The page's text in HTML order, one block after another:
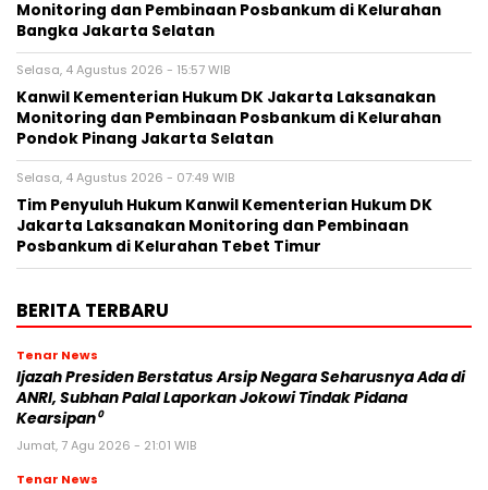
Monitoring dan Pembinaan Posbankum di Kelurahan
Bangka Jakarta Selatan
Selasa, 4 Agustus 2026 - 15:57 WIB
Kanwil Kementerian Hukum DK Jakarta Laksanakan
Monitoring dan Pembinaan Posbankum di Kelurahan
Pondok Pinang Jakarta Selatan
Selasa, 4 Agustus 2026 - 07:49 WIB
Tim Penyuluh Hukum Kanwil Kementerian Hukum DK
Jakarta Laksanakan Monitoring dan Pembinaan
Posbankum di Kelurahan Tebet Timur
BERITA TERBARU
Tenar News
Ijazah Presiden Berstatus Arsip Negara Seharusnya Ada di
ANRI, Subhan Palal Laporkan Jokowi Tindak Pidana
Kearsipan⁰
Jumat, 7 Agu 2026 - 21:01 WIB
Tenar News